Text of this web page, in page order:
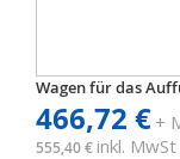
Wagen für das
466,72 €+
555,40 € inkl. MwSt